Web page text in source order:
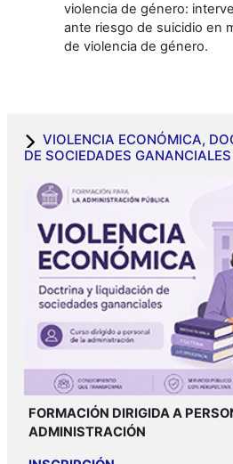
violencia de género:
ante riesgo de suicidio en
de violencia de género.
VIOLENCIA ECONÓMICA,
DE SOCIEDADES GANANCIALES
FORMACIÓN DIRIGIDA A
ADMINISTRACIÓN